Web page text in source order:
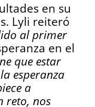
en su
Lyli reiteró
al primer
en el
que estar
esperanza
a
reto, nos